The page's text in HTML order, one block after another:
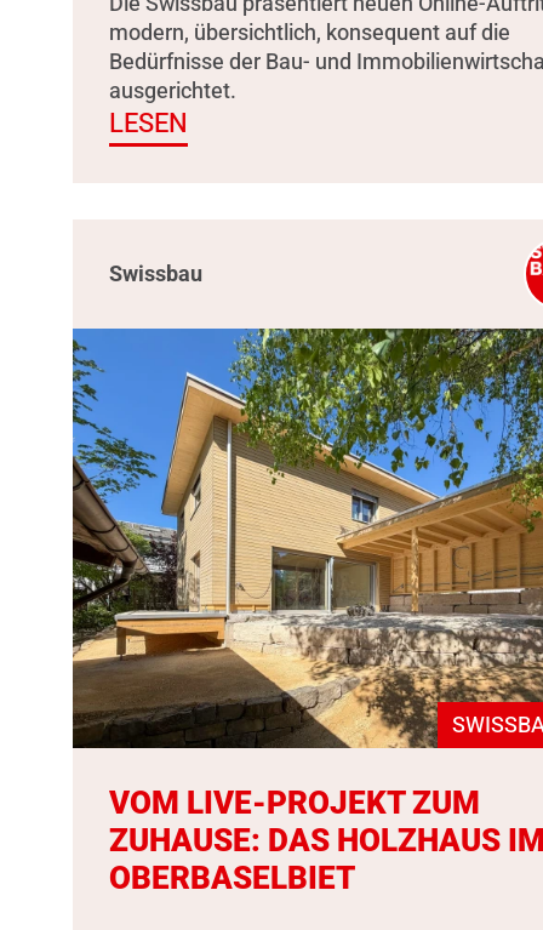
modern, übersichtlich, konsequent auf die
Bedürfnisse der Bau- und
ausgerichtet.
LESEN
Swissbau
VOM LIVE-PROJEKT ZUM
ZUHAUSE: DAS HOLZHAUS
OBERBASELBIET